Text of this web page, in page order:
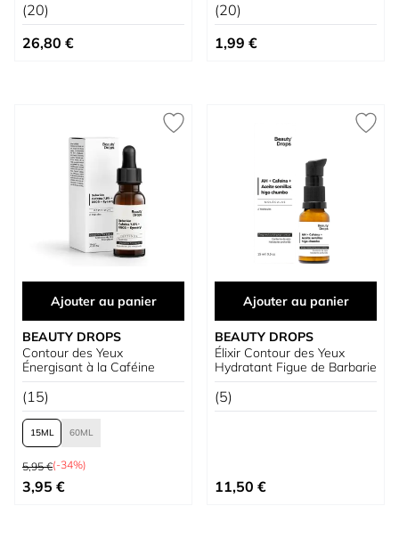
(20)
26,80 €
(20)
1,99 €
Ajouter au panier
BEAUTY DROPS
Contour des Yeux
Énergisant à la Caféine
(15)
15 60
Prix normal
5,95 €(-34%)
À partir de
3,95 €
Ajouter au panier
BEAUTY DROPS
Élixir Contour des Yeux
Hydratant Figue de Barbarie
(5)
11,50 €